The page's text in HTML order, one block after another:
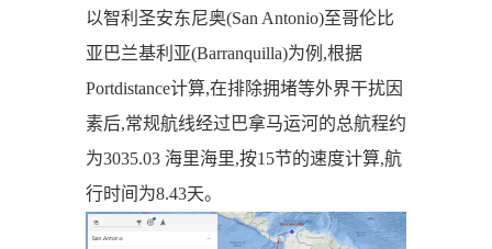
以智利圣安东尼奥(San Antonio)至哥伦比
亚巴兰基利亚(Barranquilla)为例,根据
Portdistance计算,在排除拥堵等外界干扰因
素后,常规航线经过巴拿马运河的总航程约
为3035.03 海里海里,按15节的速度计算,航
行时间为8.43天。